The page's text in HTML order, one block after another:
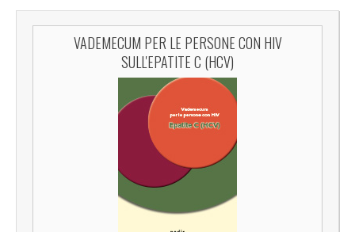
VADEMECUM PER LE PERSONE CON HIV
SULL'EPATITE C (HCV)